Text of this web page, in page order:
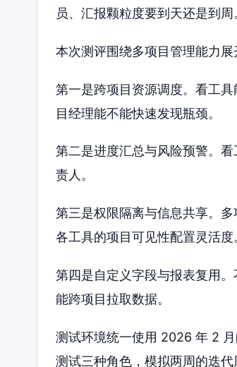
员、汇报颗粒度要到天还是到周
本次测评围绕多项目管理能力展
第一是跨项目资源调度。看工
目经理能不能快速发现瓶颈。
第二是进度汇总与风险预警。
责人。
第三是权限隔离与信息共享。
各工具的项目可见性配置灵活度
第四是自定义字段与报表复用
能跨项目拉取数据。
测试环境统一使用 2026 年 2
测试三种角色，模拟两周的迭代